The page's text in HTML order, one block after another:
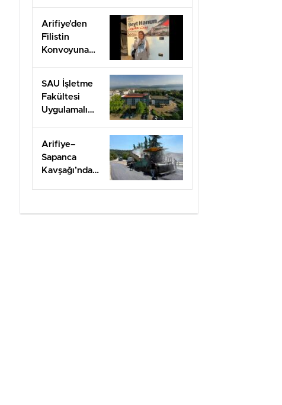
olan 17
Ağustos
Arifiye’den
Filistin
Konvoyuna
SAU İşletme
Fakültesi
Uygulamalı
Hazırlıyor
Arifiye–
Sapanca
Kavşağı’nda